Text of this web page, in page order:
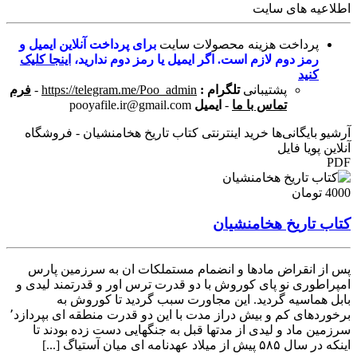
اطلاعیه های سایت
پرداخت هزینه محصولات سایت برای پرداخت آنلاین ایمیل و
رمز دوم لازم است. اگر ایمیل یا رمز دوم ندارید، اینجا کلیک
کنید
پشتیبانی تلگرام : https://telegram.me/Poo_admin
- فرم
تماس با ما - ایمیل pooyafile.ir@gmail.com
آرشیو بایگانی‌ها خرید اینترنتی کتاب تاریخ هخامنشیان - فروشگاه
آنلاین پویا فایل
PDF
4000 تومان
کتاب تاریخ هخامنشیان
پس از انقراض مادها و انضمام مستملکات ان به سرزمین پارس
امپراطوری نو پای کوروش با دو قدرت ترس اور و قدرتمند لیدی و
بابل هماسیه گردید. این مجاورت سبب گردید تا کوروش به
برخوردهای کم و بیش دراز مدت با این دو قدرت منطقه ای بپردازد٬
سرزمین ماد و لیدی از مدتها قبل به جنگهایی دست زده بودند تا
اینکه در سال ۵۸۵ پیش از میلاد عهدنامه ای میان آستیاگ [...]